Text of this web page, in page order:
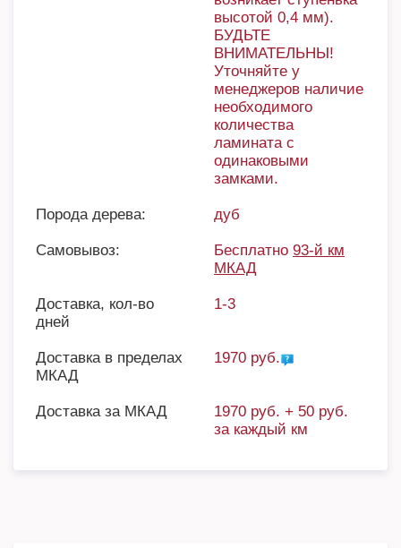
высотой 0,4 мм).
БУДЬТЕ
ВНИМАТЕЛЬНЫ!
Уточняйте у
менеджеров наличие
необходимого
количества
ламината с
одинаковыми
замками.
Порода дерева: дуб
Самовывоз: Бесплатно 93-й км
МКАД
Доставка, кол-во
дней
1-3
Доставка в пределах
МКАД
1970 руб.
Доставка за МКАД
1970 руб. + 50 руб.
за каждый км